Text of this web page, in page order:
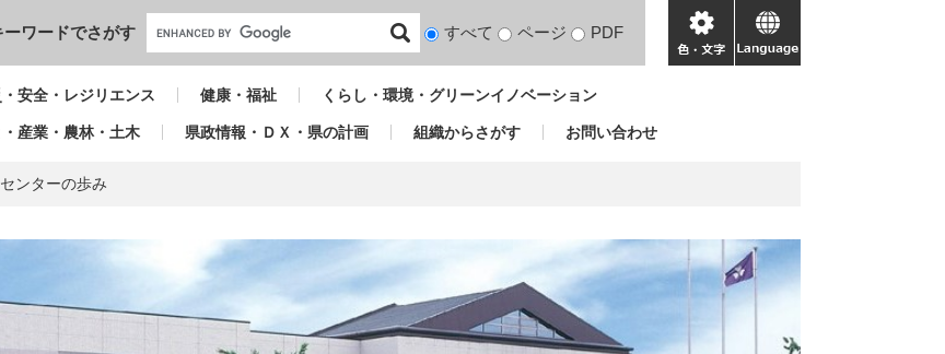
本文へ
ーワードでさがす
検
対
すべて ページ PDF
色・
文
language
・安全・レジリエンス 健康・福祉 くらし・環境・グリーンイノベーション
・産業・農林・土木 県政情報・ＤＸ・県の計画 組織からさがす お問い合わせ
ンターの歩み